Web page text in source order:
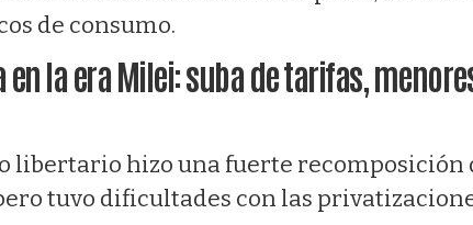
de consumo.
en la era Milei: suba de tarifas,
libertario hizo una fuerte recomposición
tuvo dificultades con las